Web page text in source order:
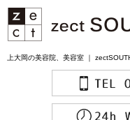
上大岡の美容院、美容室 ｜